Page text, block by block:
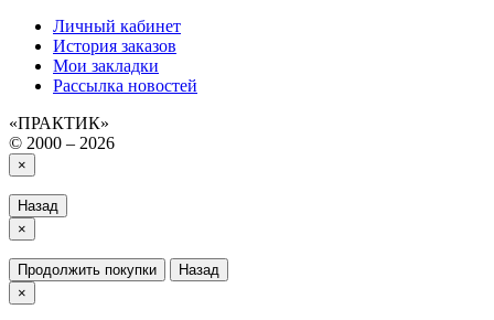
Личный кабинет
История заказов
Мои закладки
Рассылка новостей
«ПРАКТИК»
© 2000 – 2026
×
Назад
×
Продолжить покупки
Назад
×